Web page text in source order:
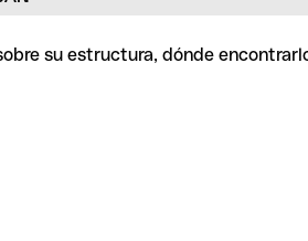
su estructura, dónde